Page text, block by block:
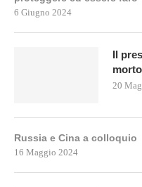
6 Giugno 2024
Il
20
Russia e Cina a colloquio
16 Maggio 2024